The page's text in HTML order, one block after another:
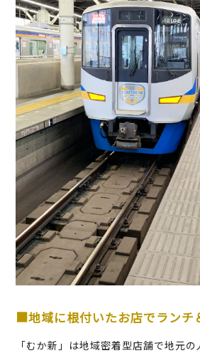
■地域に根付いたお店でランチ
「むか新」は地域密着型店舗で地元